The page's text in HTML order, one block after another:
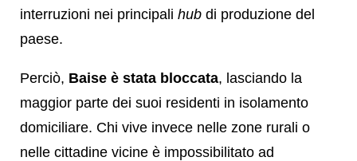
interruzioni nei principali hub di produzione del
paese.
Perciò, Baise è stata bloccata, lasciando la
maggior parte dei suoi residenti in isolamento
domiciliare. Chi vive invece nelle zone rurali o
nelle cittadine vicine è impossibilitato ad